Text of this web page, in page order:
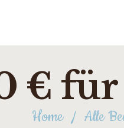
€ für
Home Alle